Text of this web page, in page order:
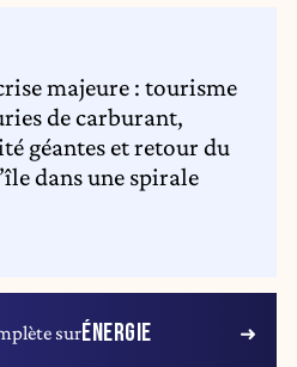
majeure : tourisme
de carburant,
géantes et retour du
dans une spirale
surÉNERGIE